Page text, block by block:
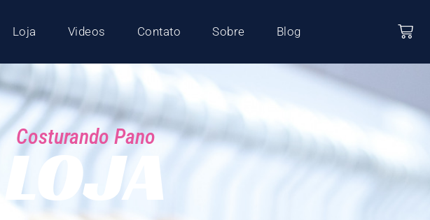
Loja Videos Contato Sobre Blog
Costurando Pano
LOJA